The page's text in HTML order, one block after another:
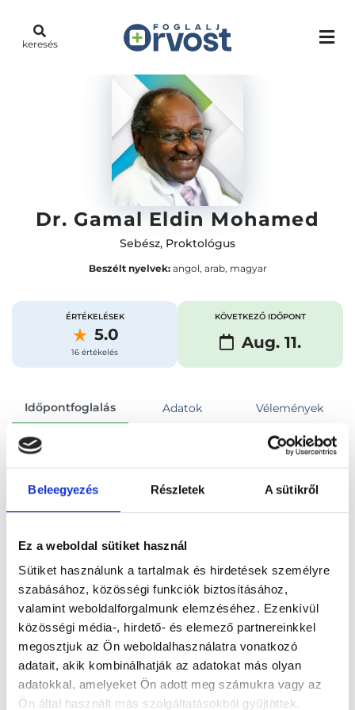
Beleegyezés Részletek A sütikről
Ez a weboldal sütiket használ
Sütiket használunk a tartalmak és hirdetések személyre
szabásához, közösségi funkciók biztosításához,
valamint weboldalforgalmunk elemzéséhez. Ezenkívül
közösségi média-, hirdető- és elemező partnereinkkel
megosztjuk az Ön weboldalhasználatra vonatkozó
adatait, akik kombinálhatják az adatokat más olyan
adatokkal, amelyeket Ön adott meg számukra vagy az
Ön által használt más szolgáltatásokból gyűjtöttek.
keresés
Dr. Gamal Eldin Mohamed
Sebész, Proktológus
Beszélt nyelvek:angol, arab, magyar
ÉRTÉKELÉSEK
5.0
16 értékelés
KÖVETKEZŐ IDŐPONT
Aug. 11.
Időpontfoglalás Adatok Vélemények
Foglalj időpontot
Összes szakterület
Főoldal Orvosok Sebész
Sebész, Budapest, XI. kerület
Dr. Gamal Eldin Mohamed